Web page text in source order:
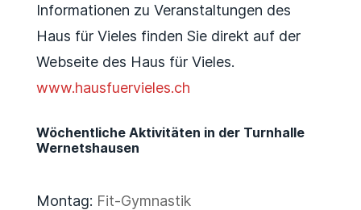
Informationen zu Veranstaltungen des
Haus für Vieles finden Sie direkt auf der
Webseite des Haus für Vieles.
www.hausfuervieles.ch
Wöchentliche Aktivitäten in der Turnhalle
Wernetshausen
Montag: Fit-Gymnastik